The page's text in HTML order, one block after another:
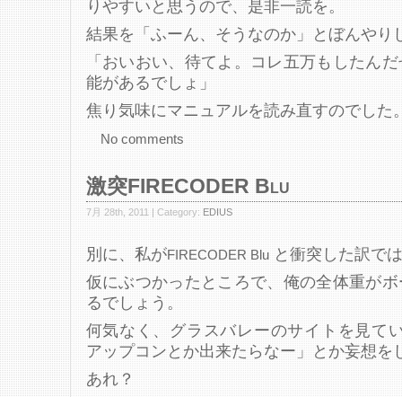
りやすいと思うので、是非一読を。
結果を「ふーん、そうなのか」とぼんやり
「おいおい、待てよ。コレ五万もしたん
能があるでしょ」
焦り気味にマニュアルを読み直すのでした
No comments
激突FIRECODER Blu
7月 28th, 2011 | Category: EDIUS
別に、私がFIRECODER Bluと衝突した訳で
仮にぶつかったところで、俺の全体重が
るでしょう。
何気なく、グラスバレーのサイトを見て
アップコンとか出来たらなー」とか妄想を
あれ？